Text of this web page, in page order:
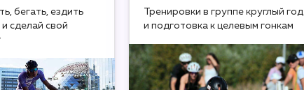
бегать, ездить
сделай свой
Тренировки в группе круглый год
и подготовка к целевым гонкам